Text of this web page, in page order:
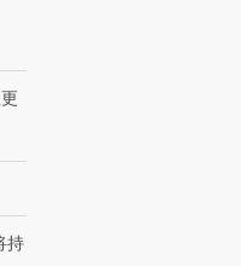
线｜被称为“蟑螂”的印
Z世代 用街头抗争将教
商旅对话】华住集团
持